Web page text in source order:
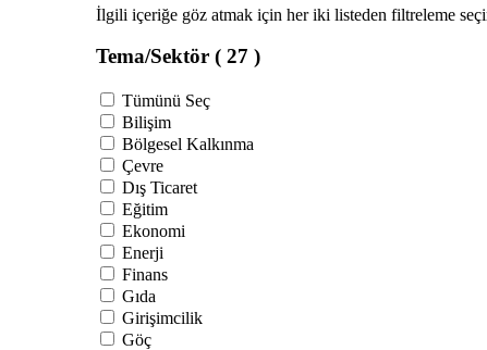
İlgili içeriğe göz atmak için her iki listeden filtreleme
Tema/Sektör ( 27 )
Tümünü Seç
Bilişim
Bölgesel Kalkınma
Çevre
Dış Ticaret
Eğitim
Ekonomi
Enerji
Finans
Gıda
Girişimcilik
Göç